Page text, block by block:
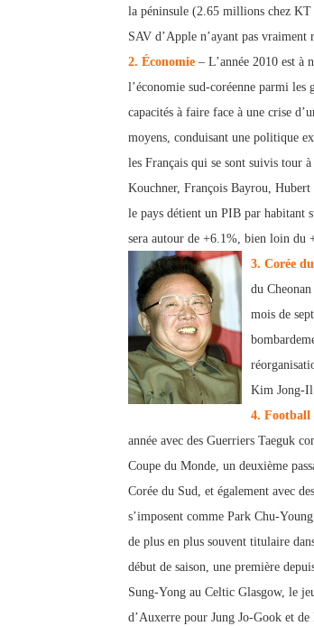
la péninsule (2.65 millions chez
SAV d’Apple n’ayant pas vraiment
2. Économie – L’année 2010 est à
l’économie sud-coréenne parmi les
capacités à faire face à une crise
moyens, conduisant une politique
les Français qui se sont suivis tour
Kouchner, François Bayrou,
le pays détient un PIB par habitant
sera autour de +6.1%, bien loin du
3. Corée
du
mois de sept
Kim Jong-Il
4. Football
année avec des Guerriers Taeguk
Coupe du Monde, un deuxième
Corée du Sud, et également avec
s’imposent comme Park Chu-
de plus en plus souvent titulaire
début de saison, une première
Sung-Yong au Celtic Glasgow, le
d’Auxerre pour Jung Jo-Gook et